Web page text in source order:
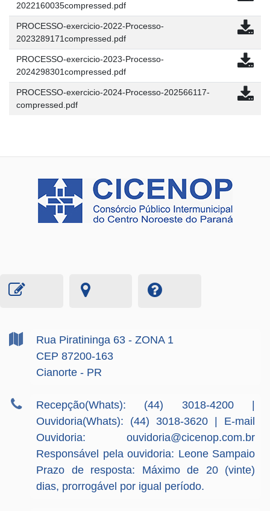
2022160035compressed.pdf
PROCESSO-exercicio-2022-Processo-
2023289171compressed.pdf
PROCESSO-exercicio-2023-Processo-
2024298301compressed.pdf
PROCESSO-exercicio-2024-Processo-202566117-
compressed.pdf
Rua Piratininga 63 - ZONA 1
CEP 87200-163
Cianorte - PR
Recepção(Whats): (44) 3018-4200 |
Ouvidoria(Whats): (44) 3018-3620 | E-mail
Ouvidoria: ouvidoria@cicenop.com.br
Responsável pela ouvidoria: Leone Sampaio
Prazo de resposta: Máximo de 20 (vinte)
dias, prorrogável por igual período.